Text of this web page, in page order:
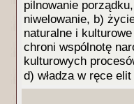
pilnowanie
niwelowanie, b)
naturalne i
chroni wspólnotę
kulturowych
d) władza w ręce elit